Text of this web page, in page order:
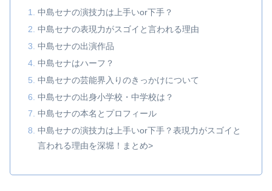
中島セナの演技力は上手いor下手？
中島セナの表現力がスゴイと言われる理由
中島セナの出演作品
中島セナはハーフ？
中島セナの芸能界入りのきっかけについて
中島セナの出身小学校・中学校は？
中島セナの本名とプロフィール
中島セナの演技力は上手いor下手？表現力がスゴイと
言われる理由を深堀！まとめ>